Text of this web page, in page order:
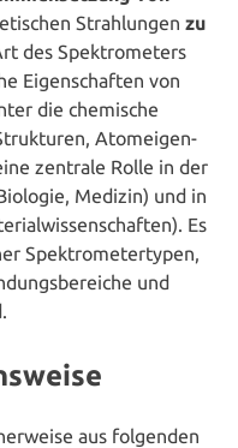
Strah­lun­gen zu
des Spek­tro­me­ters
Eigen­schaf­ten von
die chemische
Atom­ei­gen­
zentrale Rolle in der
Medizin) und in
Es
Spek­tro­me­ter­ty­pen,
und
aus folgenden